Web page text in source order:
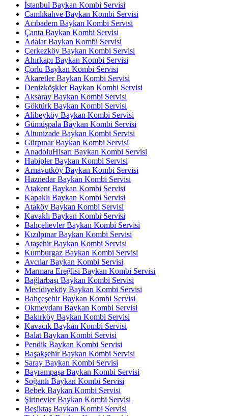
İstanbul Baykan Kombi Servisi
Camlıkahve Baykan Kombi Servisi
Acıbadem Baykan Kombi Servisi
Çanta Baykan Kombi Servisi
Adalar Baykan Kombi Servisi
Çerkezköy Baykan Kombi Servisi
Ahırkapı Baykan Kombi Servisi
Çorlu Baykan Kombi Servisi
Akaretler Baykan Kombi Servisi
Denizköşkler Baykan Kombi Servisi
Aksaray Baykan Kombi Servisi
Göktürk Baykan Kombi Servisi
Alibeyköy Baykan Kombi Servisi
Gümüşpala Baykan Kombi Servisi
Altunizade Baykan Kombi Servisi
Gürpınar Baykan Kombi Servisi
AnadoluHisarı Baykan Kombi Servisi
Habipler Baykan Kombi Servisi
Arnavutköy Baykan Kombi Servisi
Haznedar Baykan Kombi Servisi
Atakent Baykan Kombi Servisi
Kapaklı Baykan Kombi Servisi
Ataköy Baykan Kombi Servisi
Kavaklı Baykan Kombi Servisi
Bahçelievler Baykan Kombi Servisi
Kızılpınar Baykan Kombi Servisi
Ataşehir Baykan Kombi Servisi
Kumburgaz Baykan Kombi Servisi
Avcılar Baykan Kombi Servisi
Marmara Ereğlisi Baykan Kombi Servisi
Bağlarbaşı Baykan Kombi Servisi
Mecidiyeköy Baykan Kombi Servisi
Bahçeşehir Baykan Kombi Servisi
Okmeydanı Baykan Kombi Servisi
Bakırköy Baykan Kombi Servisi
Kavacık Baykan Kombi Servisi
Balat Baykan Kombi Servisi
Pendik Baykan Kombi Servisi
Başakşehir Baykan Kombi Servisi
Saray Baykan Kombi Servisi
Bayrampaşa Baykan Kombi Servisi
Soğanlı Baykan Kombi Servisi
Bebek Baykan Kombi Servisi
Şirinevler Baykan Kombi Servisi
Beşiktaş Baykan Kombi Servisi